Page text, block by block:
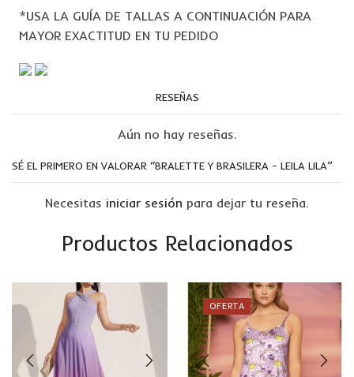
*USA LA GUÍA DE TALLAS A CONTINUACIÓN PARA
MAYOR EXACTITUD EN TU PEDIDO
RESEÑAS
Aún no hay reseñas.
SÉ EL PRIMERO EN VALORAR “BRALETTE Y BRASILERA – LEILA LILA”
Necesitas iniciar sesión para dejar tu reseña.
Productos Relacionados
OFERTA